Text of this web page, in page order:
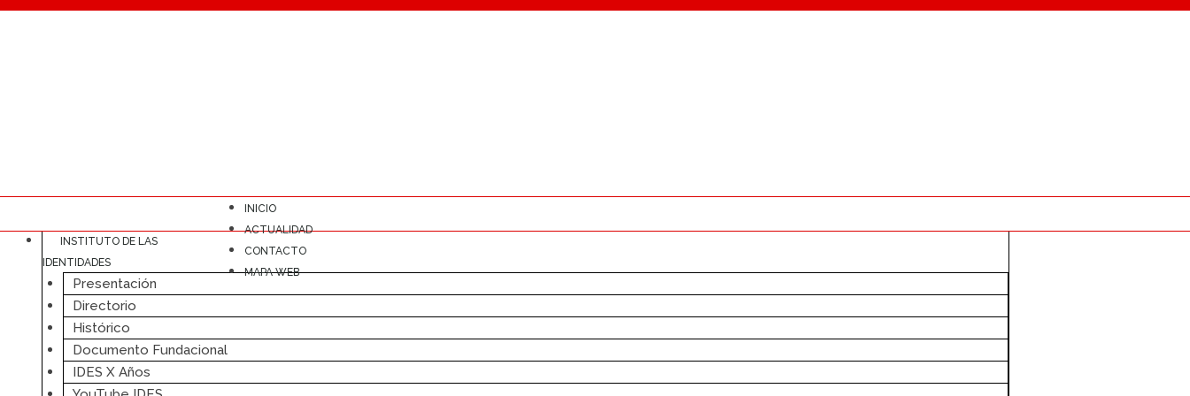
INICIO
ACTUALIDAD
CONTACTO
MAPA WEB
INSTITUTO DE LAS
IDENTIDADES
Presentación
Directorio
Histórico
Documento Fundacional
IDES X Años